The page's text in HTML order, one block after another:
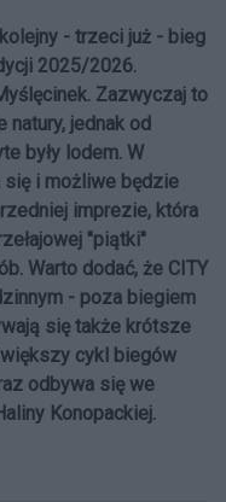
- trzeci już - bieg
2025/2026.
Zazwyczaj to
natury, jednak od
były lodem. W
się i możliwe będzie
imprezie, która
"piątki"
Warto dodać, że CITY
- poza biegiem
się także krótsze
cykl biegów
odbywa się we
Konopackiej.